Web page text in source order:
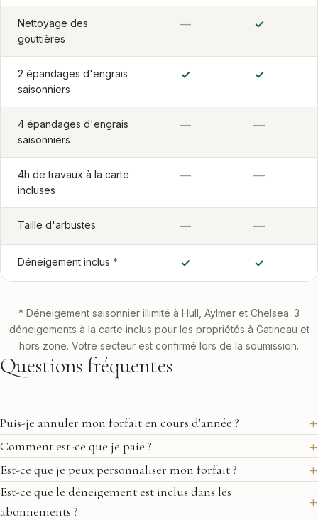
Nettoyage des
gouttières
— ✓
2 épandages d'engrais
saisonniers
✓ ✓
4 épandages d'engrais
saisonniers
— —
4h de travaux à la carte
incluses
— —
Taille d'arbustes — —
Déneigement inclus * ✓ ✓
* Déneigement saisonnier illimité à Hull, Aylmer et Chelsea. 3
déneigements à la carte inclus pour les propriétés à Gatineau et
hors zone. Votre secteur est confirmé lors de la soumission.
Questions fréquentes
Puis-je annuler mon forfait en cours d'année ?
Comment est-ce que je paie ?
Est-ce que je peux personnaliser mon forfait ?
Est-ce que le déneigement est inclus dans les
abonnements ?